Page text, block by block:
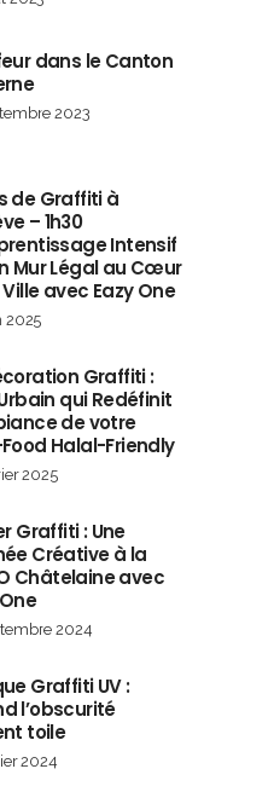
dans le Canton
2023
de Graffiti à
– 1h30
Intensif
Mur Légal au Cœur
avec Eazy One
2025
Graffiti :
Urbain qui Redéfinit
de votre
Halal-Friendly
2025
Graffiti : Une
Créative à la
Châtelaine avec
2024
Graffiti UV :
l’obscurité
toile
2024